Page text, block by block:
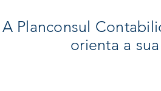
A Planconsul
orienta a